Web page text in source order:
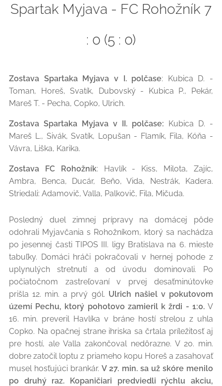
Spartak Myjava - FC Rohožník 7
: 0 (5 : 0)
Zostava Spartaka Myjava v I. polčase: Kubica D. -
Toman, Horeš, Svatík, Dubovský - Kubica P., Pekár,
Mareš T. - Pecha, Copko, Ulrich.
Zostava Spartaka Myjava v II. polčase: Kubica D. -
Mareš L., Sivák, Svatík, Lopušan - Flamík, Fila, Kóňa -
Vávra, Liška, Karika.
Zostava FC Rohožník: Havlík - Kiss, Milota, Zajíc,
Ambra, Benca, Ducár, Beňo, Vida, Nestrák, Kadera.
Striedali: Adamovič, Valla, Palkovič, Fila, Mičuda.
Posledný duel zimnej prípravy na domácej pôde
odohrali Myjavčania s Rohožníkom, ktorý sa nachádza
po jesennej časti TIPOS III. ligy Bratislava na 6. mieste
tabuľky. Domáci hráči pokračovali v hernej pohode z
uplynulých stretnutí a od úvodu dominovali. Po
počiatočnom zastreľovaní v prvej desaťminútovke
prišla 12. min. a prvý gól. Ulrich našiel v pokutovom
území Pechu, ktorý pohotovo zamieril k žrdi - 1:0. V
16. min. preveril Havlíka v bráne hostí strelou z uhla
Copko. Na opačnej strane ihriska sa črtala príležitosť aj
pre hostí, ale Valla zakončoval nedôrazne. V 20. min.
dobre zatočil loptu z priameho kopu Horeš a zasahovať
musel hosťujúci brankár.V 27. min. sa už skóre menilo
po druhý raz. Kopaničiari predviedli rýchlu akciu,